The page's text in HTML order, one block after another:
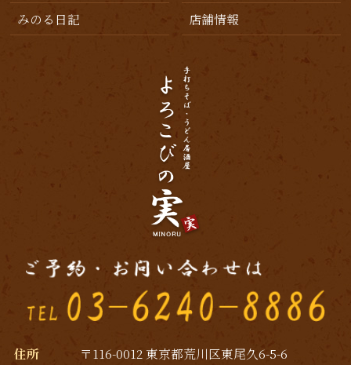
2019年4月(1)
2019年3月
2019年2月
2019年1月
2018年12月
2018年11月
2018年9月 (3)
2018年8月 (1)
2018年7月(3)
みのる日記
店舗情報
住所
〒116-0012 東京都荒川区東尾久6-5-6